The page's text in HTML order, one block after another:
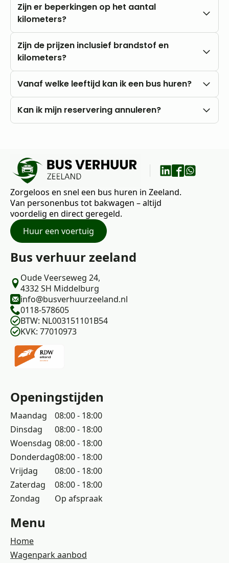
Zijn er beperkingen op het aantal
kilometers?
Nee, u rijdt altijd met onbeperkte kilometers.
Zijn de prijzen inclusief brandstof en
kilometers?
Onze prijzen zijn altijd inclusief btw en
eigen rekening.
Vanaf welke leeftijd kan ik een bus huren?
U kunt al vanaf 18 jaar bij ons huren, mits u in het
Kan ik mijn reservering annuleren?
ons te bespreken.
Zorgeloos en snel een bus huren in Zeeland.
Van personenbus tot bakwagen – altijd
voordelig en direct geregeld.
Huur een voertuig
Bus verhuur zeeland
Oude Veerseweg 24,
4332 SH Middelburg
info@busverhuurzeeland.nl
0118-578605
BTW: NL003151101B54
KVK: 77010973
Openingstijden
Maandag
Dinsdag
Woensdag
Donderdag
Vrijdag
Zaterdag
Zondag
08:00 - 18:00
08:00 - 18:00
08:00 - 18:00
08:00 - 18:00
08:00 - 18:00
08:00 - 18:00
Op afspraak
Menu
Home
Wagenpark aanbod